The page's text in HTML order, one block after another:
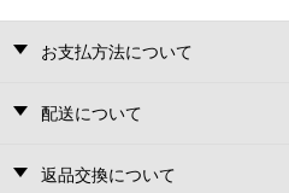
お支払方法について
配送について
返品交換について